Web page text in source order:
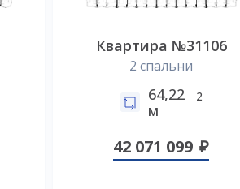
Квартира №31106
2 спальни
64,22
м
2
42 071 099